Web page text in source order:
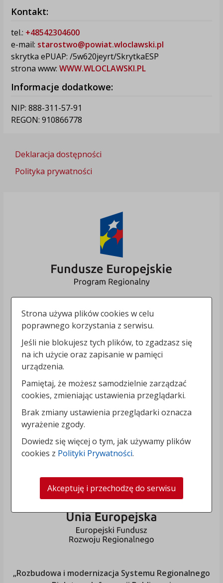
Kontakt:
tel.: +48542304600
e-mail: starostwo@powiat.wloclawski.pl
skrytka ePUAP: /5w620jeyrt/SkrytkaESP
strona www: WWW.WLOCLAWSKI.PL
Informacje dodatkowe:
NIP: 888-311-57-91
REGON: 910866778
Deklaracja dostępności
Polityka prywatności
„Rozbudowa i modernizacja Systemu Regionalnego
Strona używa plików cookies w celu
poprawnego korzystania z serwisu.
Jeśli nie blokujesz tych plików, to zgadzasz się
na ich użycie oraz zapisanie w pamięci
urządzenia.
Pamiętaj, że możesz samodzielnie zarządzać
cookies, zmieniając ustawienia przeglądarki.
Brak zmiany ustawienia przeglądarki oznacza
wyrażenie zgody.
Dowiedz się więcej o tym, jak używamy plików
cookies z Polityki Prywatności.
Akceptuję i przechodzę do serwisu